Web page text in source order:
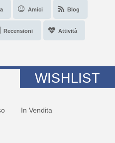
Amici Blog
Recensioni Attività
WISHLIST
In Vendita